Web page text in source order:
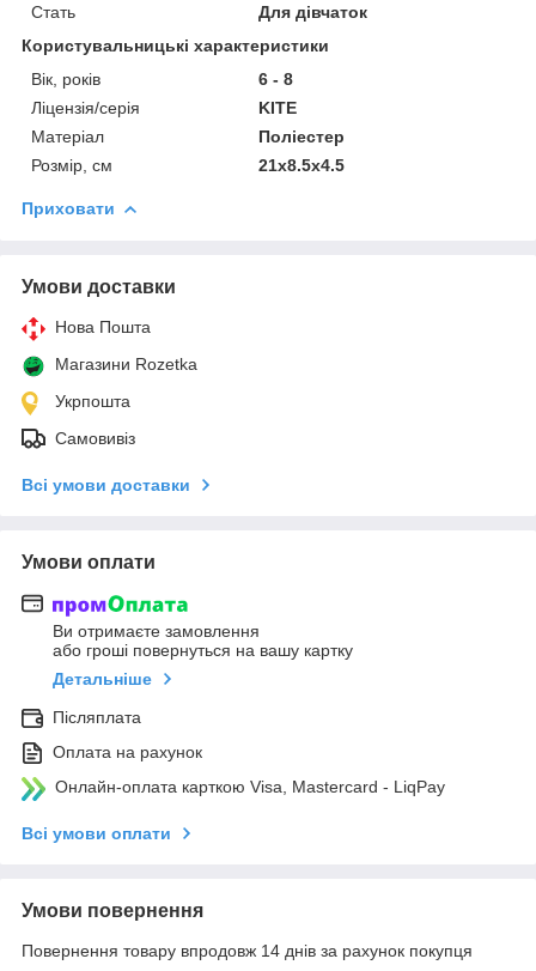
Стать
Для дівчаток
Користувальницькі характеристики
Вік, років
6 - 8
Ліцензія/серія
KITE
Матеріал
Поліестер
Розмір, см
21x8.5x4.5
Приховати
Умови доставки
Нова Пошта
Магазини Rozetka
Укрпошта
Самовивіз
Всі умови доставки
Умови оплати
Ви отримаєте замовлення
або гроші повернуться на вашу картку
Детальніше
Післяплата
Оплата на рахунок
Онлайн-оплата карткою Visa, Mastercard - LiqPay
Всі умови оплати
Умови повернення
Повернення товару впродовж 14 днів за рахунок покупця